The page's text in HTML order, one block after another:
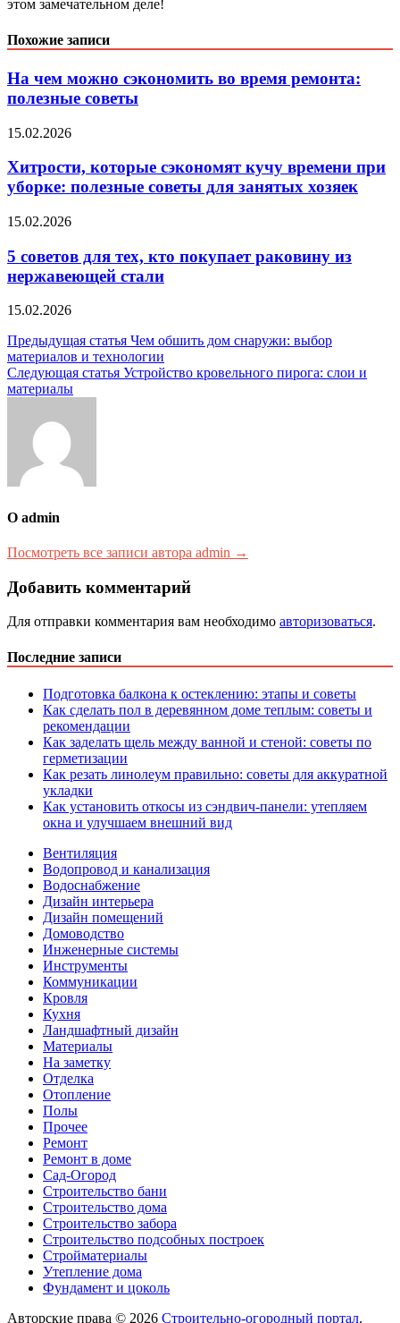
этом замечательном деле!
Похожие записи
На чем можно сэкономить во время ремонта:
полезные советы
15.02.2026
Хитрости, которые сэкономят кучу времени при
уборке: полезные советы для занятых хозяек
15.02.2026
5 советов для тех, кто покупает раковину из
нержавеющей стали
15.02.2026
Навигация
по
записям
Предыдущая статья Чем обшить дом снаружи: выбор
материалов и технологии
Следующая статья Устройство кровельного пирога: слои и
материалы
О admin
Посмотреть все записи автора admin →
Добавить комментарий
Для отправки комментария вам необходимо авторизоваться.
Последние записи
Подготовка балкона к остеклению: этапы и советы
Как сделать пол в деревянном доме теплым: советы и
рекомендации
Как заделать щель между ванной и стеной: советы по
герметизации
Как резать линолеум правильно: советы для аккуратной
укладки
Как установить откосы из сэндвич-панели: утепляем
окна и улучшаем внешний вид
Вентиляция
Водопровод и канализация
Водоснабжение
Дизайн интерьера
Дизайн помещений
Домоводство
Инженерные системы
Инструменты
Коммуникации
Кровля
Кухня
Ландшафтный дизайн
Материалы
На заметку
Отделка
Отопление
Полы
Прочее
Ремонт
Ремонт в доме
Сад-Огород
Строительство бани
Строительство дома
Строительство забора
Строительство подсобных построек
Стройматериалы
Утепление дома
Фундамент и цоколь
Авторские права © 2026 Строительно-огородный портал.